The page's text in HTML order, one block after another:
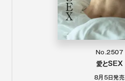
No.2507
愛とSEX
8月5日発売